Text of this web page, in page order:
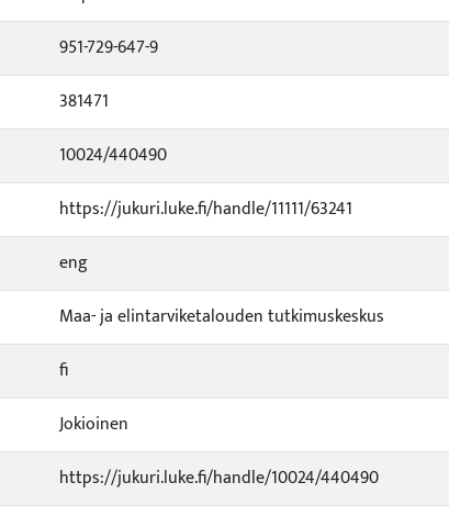
951-729-647-9
381471
10024/440490
https://jukuri.luke.fi/handle/11111/63241
eng
Maa- ja elintarviketalouden tutkimuskeskus
fi
Jokioinen
https://jukuri.luke.fi/handle/10024/440490